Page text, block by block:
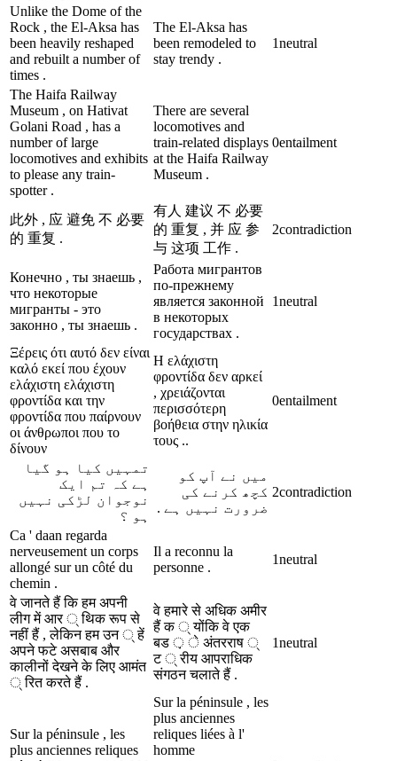
Unlike the Dome of the
Rock , the El-Aksa has
been heavily reshaped
and rebuilt a number of
times .
The El-Aksa has
been remodeled to
stay trendy .
1neutral
The Haifa Railway
Museum , on Hativat
Golani Road , has a
number of large
locomotives and exhibits
to please any train-
spotter .
There are several
locomotives and
train-related displays
at the Haifa Railway
Museum .
0entailment
此外 , 应 避免 不 必要
的 重复 .
有人 建议 不 必要
的 重复 , 并 应 参
与 这项 工作 .
2contradiction
Конечно , ты знаешь ,
что некоторые
мигранты - это
законно , ты знаешь .
Работа мигрантов
по-прежнему
является законной
в некоторых
государствах .
1neutral
Ξέρεις ότι αυτό δεν είναι
καλό εκεί που έχουν
ελάχιστη ελάχιστη
φροντίδα και την
φροντίδα που παίρνουν
οι άνθρωποι που το
δίνουν
Η ελάχιστη
φροντίδα δεν αρκεί
, χρειάζονται
περισσότερη
βοήθεια στην ηλικία
τους ..
0entailment
تمہیں کیا ہو گیا
ہے کہ تم ایک
نوجوان لڑکی نہیں
ہو ؟
میں نے آپ کو
کچھ کرنے کی
ضرورت نہیں ہے .
2contradiction
Ca ' daan regarda
nerveusement un corps
allongé sur un côté du
chemin .
Il a reconnu la
personne .
1neutral
वे जानते हैं कि हम अपनी
लीग में आर ् थिक रूप से
नहीं हैं , लेकिन हम उन ् हें
अपने फटे असबाब और
कालीनों देखने के लिए आमंत
् रित करते हैं .
वे हमारे से अधिक अमीर
हैं क ् योंकि वे एक
बड ़ े अंतरराष ्
ट ् रीय आपराधिक
संगठन चलाते हैं .
1neutral
Sur la péninsule , les
plus anciennes reliques
Sur la péninsule , les
plus anciennes
reliques liées à l'
homme